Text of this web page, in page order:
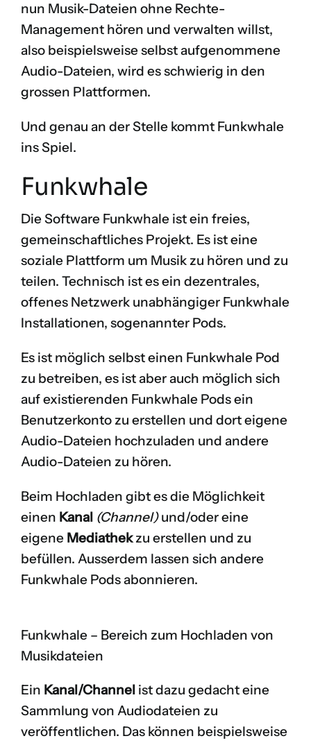
nun Musik-Dateien ohne Rechte-
Management hören und verwalten willst,
also beispielsweise selbst aufgenommene
Audio-Dateien, wird es schwierig in den
grossen Plattformen.
Und genau an der Stelle kommt Funkwhale
ins Spiel.
Funkwhale
Die Software Funkwhale ist ein freies,
gemeinschaftliches Projekt. Es ist eine
soziale Plattform um Musik zu hören und zu
teilen. Technisch ist es ein dezentrales,
offenes Netzwerk unabhängiger Funkwhale
Installationen, sogenannter Pods.
Es ist möglich selbst einen Funkwhale Pod
zu betreiben, es ist aber auch möglich sich
auf existierenden Funkwhale Pods ein
Benutzerkonto zu erstellen und dort eigene
Audio-Dateien hochzuladen und andere
Audio-Dateien zu hören.
Beim Hochladen gibt es die Möglichkeit
einen Kanal (Channel)und/oder eine
eigene Mediathekzu erstellen und zu
befüllen. Ausserdem lassen sich andere
Funkwhale Pods abonnieren.
Funkwhale – Bereich zum Hochladen von
Musikdateien
Ein Kanal/Channel ist dazu gedacht eine
Sammlung von Audiodateien zu
veröffentlichen. Das können beispielsweise